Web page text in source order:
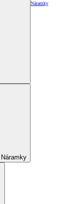
Náramky
Náramky